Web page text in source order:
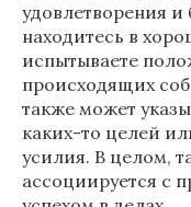
удовлетворения
находитесь в
испытываете
происходящих
также может
каких-то целей
усилия. В целом,
ассоциируется с